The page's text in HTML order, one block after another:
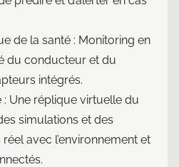
de la santé : Monitoring en
du conducteur et du
intégrés.
Une réplique virtuelle du
simulations et des
avec l’environnement et